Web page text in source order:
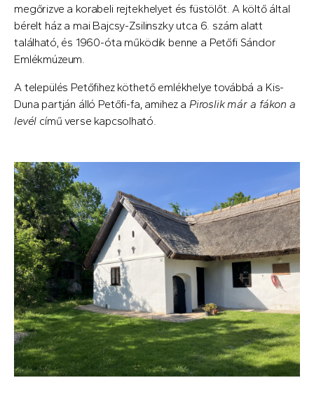
megőrizve a korabeli rejtekhelyet és füstölőt. A költő által
bérelt ház a mai Bajcsy-Zsilinszky utca 6. szám alatt
található, és 1960-óta működik benne a Petőfi Sándor
Emlékmúzeum.
A település Petőfihez köthető emlékhelye továbbá a Kis-
Duna partján álló Petőfi-fa, amihez a Piroslik már a fákon a
levél című verse kapcsolható.